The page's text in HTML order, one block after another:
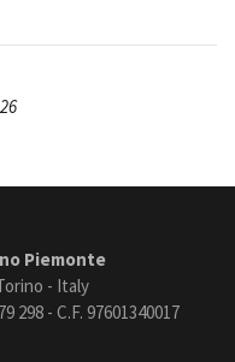
Piemonte
- Italy
298 - C.F. 97601340017